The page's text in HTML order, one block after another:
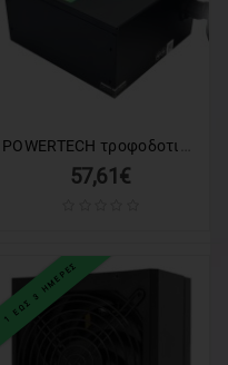
57,61€
1 ΕΩΣ 3 ΗΜΕΡΕΣ